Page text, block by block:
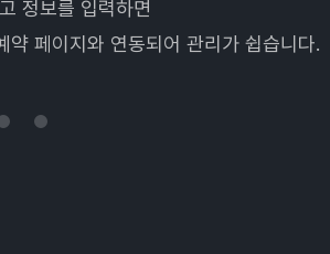
정보를 입력하면
약 페이지와 연동되어 관리가 쉽습니다.